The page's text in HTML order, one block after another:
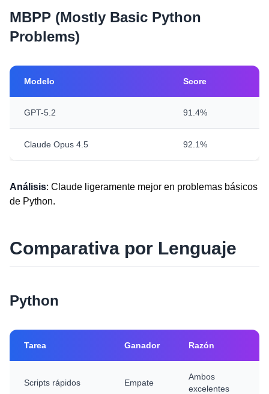
MBPP (Mostly Basic Python
Problems)
Modelo Score
GPT-5.2 91.4%
Claude Opus 4.5 92.1%
Análisis: Claude ligeramente mejor en problemas básicos
de Python.
Comparativa por Lenguaje
Python
Tarea Ganador Razón
Scripts rápidos Empate
Ambos
excelentes